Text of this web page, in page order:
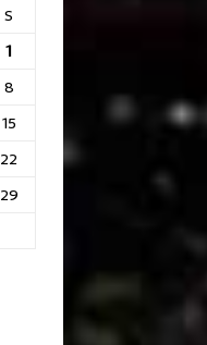
S
1
8
15
22
29